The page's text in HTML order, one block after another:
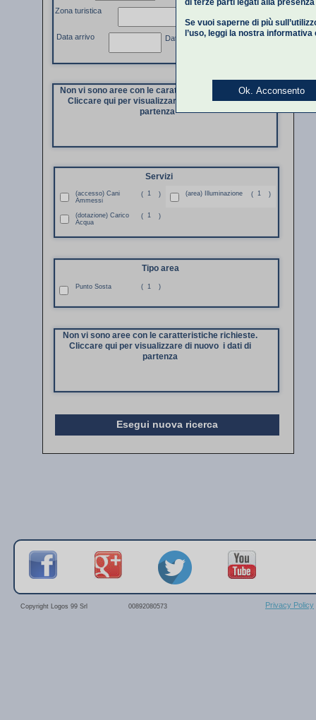
Copyright Logos 99 Srl 00892080573 Privacy Policy
Zona turistica
Data partenza
Data arrivo
Non vi sono aree con le caratteristiche richieste.
Cliccare qui per visualizzare di nuovo i dati di
partenza
Servizi
(accesso) Cani
Ammessi
( 1 ) (area) Illuminazione ( 1 )
(dotazione) Carico
Acqua
( 1 )
Tipo area
Punto Sosta ( 1 )
Non vi sono aree con le caratteristiche richieste.
Cliccare qui per visualizzare di nuovo i dati di
partenza
Esegui nuova ricerca
Se vuoi saperne di più
l’uso, leggi la nostra informativa
Ok. Acconsento